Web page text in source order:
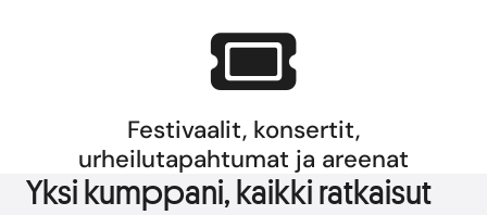
Festivaalit, konsertit,
urheilutapahtumat ja areenat
Yksi kumppani, kaikki ratkaisut